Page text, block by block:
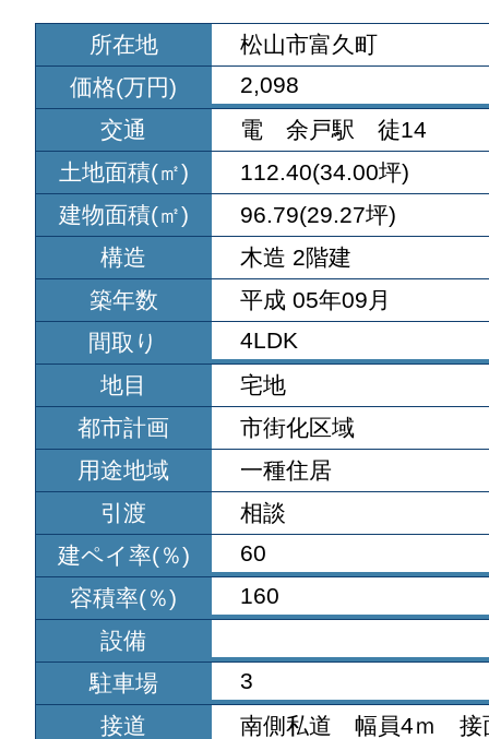
所在地
松山市富久町
価格(万円)
2,098
交通
電 余戸駅 徒14
土地面積(㎡)
112.40(34.00坪)
建物面積(㎡)
96.79(29.27坪)
構造
木造 2階建
築年数
平成 05年09月
間取り
4LDK
地目
宅地
都市計画
市街化区域
用途地域
一種住居
引渡
相談
建ペイ率(％)
60
容積率(％)
160
設備
駐車場
3
接道
南側私道 幅員4ｍ 接